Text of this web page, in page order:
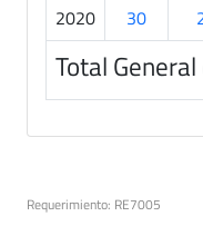
2020
30
Total
Requerimiento: RE7005